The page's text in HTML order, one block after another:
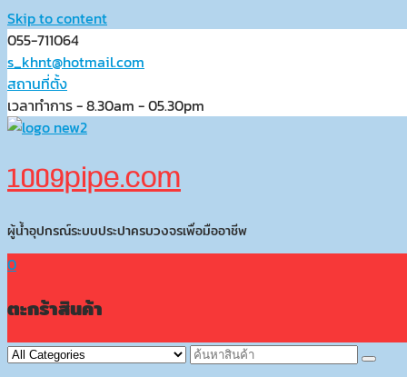
Skip to content
055-711064
s_khnt@hotmail.com
สถานที่ตั้ง
เวลาทำการ - 8.30am - 05.30pm
1009pipe.com
ผู้น้ำอุปกรณ์ระบบประปาครบวงจรเพื่อมืออาชีพ
0
ตะกร้าสินค้า